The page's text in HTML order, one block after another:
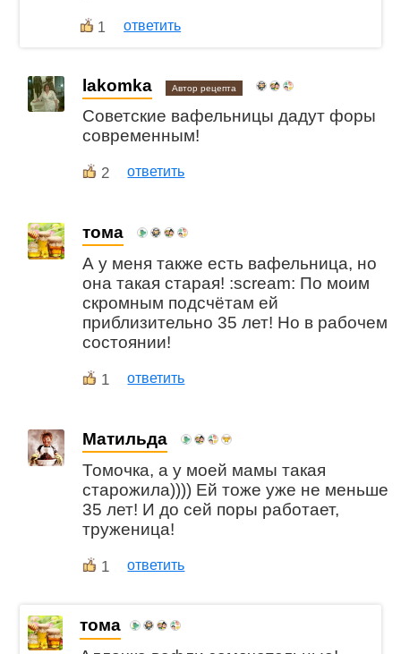
1 ответить
lakomka Автор рецепта
Советские вафельницы дадут форы
современным!
2 ответить
тома
А у меня также есть вафельница, но
она такая старая! :scream: По моим
скромным подсчётам ей
приблизительно 35 лет! Но в рабочем
состоянии!
1 ответить
Матильда
Томочка, а у моей мамы такая
старожила)))) Ей тоже уже не меньше
35 лет! И до сей поры работает,
труженица!
1 ответить
тома